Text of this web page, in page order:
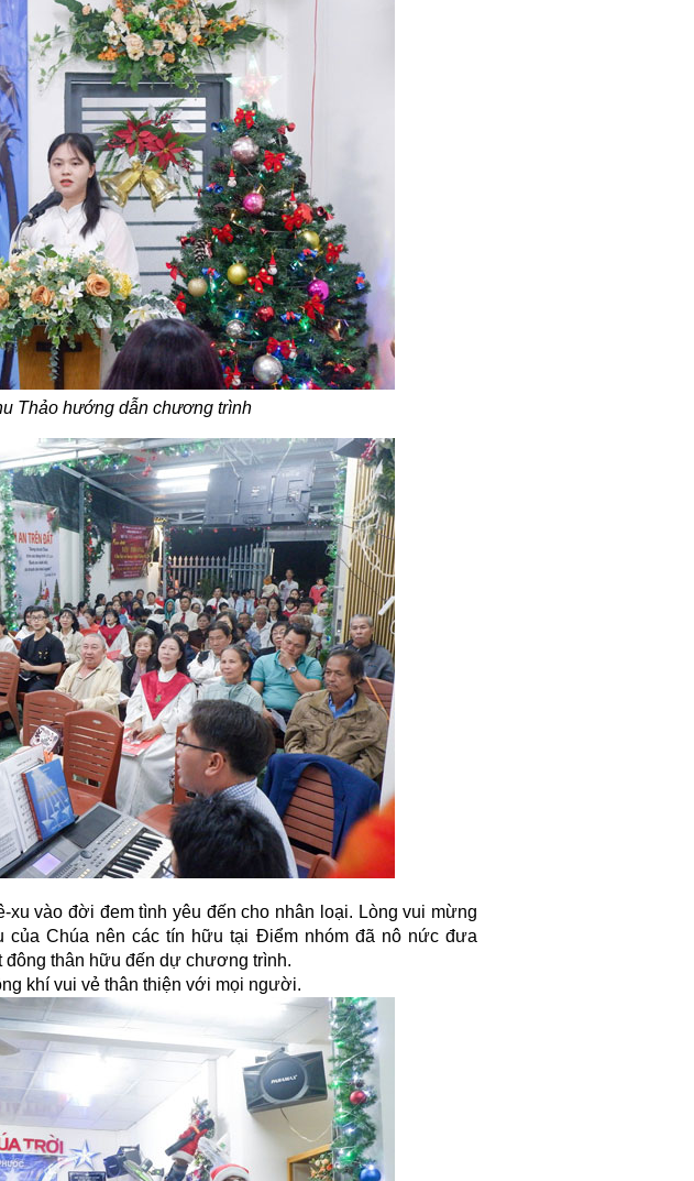
Thảo hướng dẫn chương trình
vào đời đem tình yêu đến cho nhân loại. Lòng vui mừng
của Chúa nên các tín hữu tại Điểm nhóm đã nô nức đưa
thân hữu đến dự chương trình.
khí vui vẻ thân thiện với mọi người.